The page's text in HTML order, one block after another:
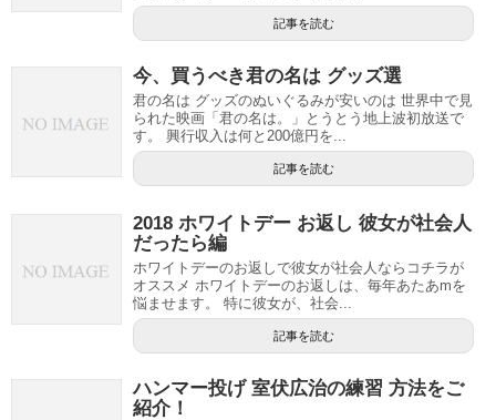
記事を読む
今、買うべき君の名は グッズ選
君の名は グッズのぬいぐるみが安いのは 世界中で見
られた映画「君の名は。」とうとう地上波初放送で
す。 興行収入は何と200億円を...
記事を読む
2018 ホワイトデー お返し 彼女が社会人
だったら編
ホワイトデーのお返しで彼女が社会人ならコチラが
オススメ ホワイトデーのお返しは、毎年あたあmを
悩ませます。 特に彼女が、社会...
記事を読む
ハンマー投げ 室伏広治の練習 方法をご
紹介！